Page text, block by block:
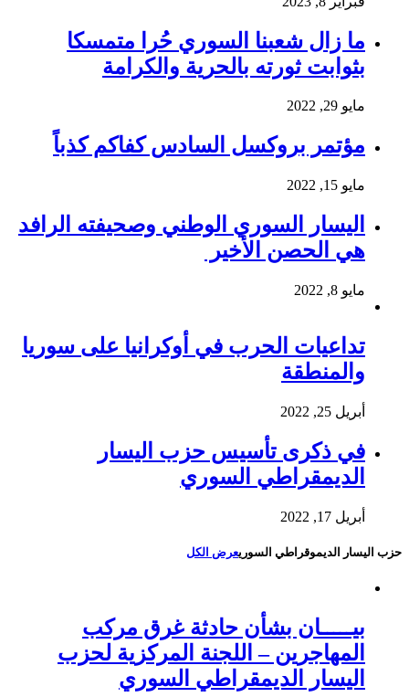
ما زال شعبنا السوري حُرا متمسكا
بثوابت ثورته بالحرية والكرامة
مايو 29, 2022
مؤتمر بروكسل السادس كفاكم كذباً
مايو 15, 2022
اليسار السوري الوطني وصحيفته الرافد
هي الحصن الأخير
مايو 8, 2022
تداعيات الحرب في أوكرانيا على سوريا
والمنطقة
أبريل 25, 2022
في ذكرى تأسيس حزب اليسار
الديمقراطي السوري
أبريل 17, 2022
حزب اليسار الديموقراطي السوريعرض الكل
بيـــــان بشأن حادثة غرق مركب
المهاجرين – اللجنة المركزية لحزب
اليسار الديمقراطي السوري